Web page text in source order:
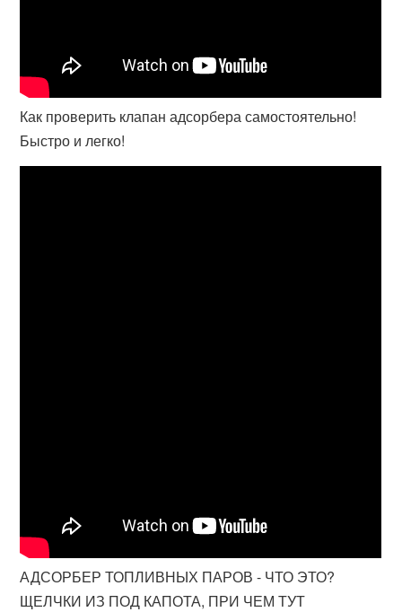
Как проверить клапан адсорбера самостоятельно!
Быстро и легко!
АДСОРБЕР ТОПЛИВНЫХ ПАРОВ - ЧТО ЭТО?
ЩЕЛЧКИ ИЗ ПОД КАПОТА, ПРИ ЧЕМ ТУТ